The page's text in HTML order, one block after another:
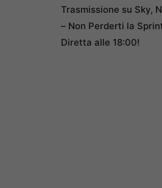
Trasmissione su Sky,
– Non Perderti la
Diretta alle 18:00!